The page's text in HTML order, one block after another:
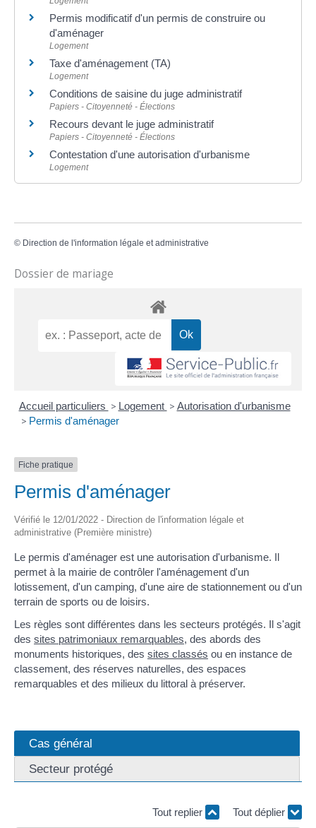
Permis modificatif d'un permis de construire ou
d'aménager
Logement
Taxe d'aménagement (TA)
Logement
Conditions de saisine du juge administratif
Papiers - Citoyenneté - Élections
Recours devant le juge administratif
Papiers - Citoyenneté - Élections
Contestation d'une autorisation d'urbanisme
Logement
© Direction de l'information légale et administrative
Dossier de mariage
Accueil particuliers > Logement > Autorisation d'urbanisme
> Permis d'aménager
Fiche pratique
Permis d'aménager
Vérifié le 12/01/2022 - Direction de l'information légale et
administrative (Première ministre)
Le permis d'aménager est une autorisation d'urbanisme. Il
permet à la mairie de contrôler l'aménagement d'un
lotissement, d'un camping, d'une aire de stationnement ou d'un
terrain de sports ou de loisirs.
Les règles sont différentes dans les secteurs protégés. Il s'agit
des sites patrimoniaux remarquables, des abords des
monuments historiques, des sites classés ou en instance de
classement, des réserves naturelles, des espaces
remarquables et des milieux du littoral à préserver.
Cas général
Secteur protégé
Tout replier Tout déplier